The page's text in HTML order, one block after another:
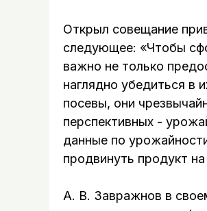
Открыл совещание
следующее: «Чтобы
важно не только
наглядно убедиться в
посевы, они
перспективных -
данные по
продвинуть продукт
А. В. Завражнов в